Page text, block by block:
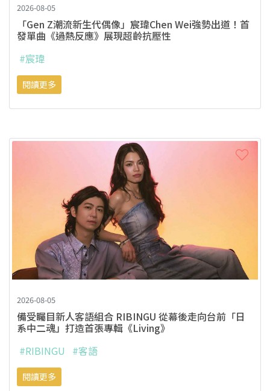
2026-08-05
「Gen Z潮流新生代偶像」宸瑋Chen Wei強勢出道！首
發單曲《過熱反應》展現超齡抗壓性
#宸瑋
閱讀更多
2026-08-05
備受矚目新人客語組合 RIBINGU 從幕後走向台前「日
系中二魂」打造首張專輯《Living》
#RIBINGU
#客語
閱讀更多